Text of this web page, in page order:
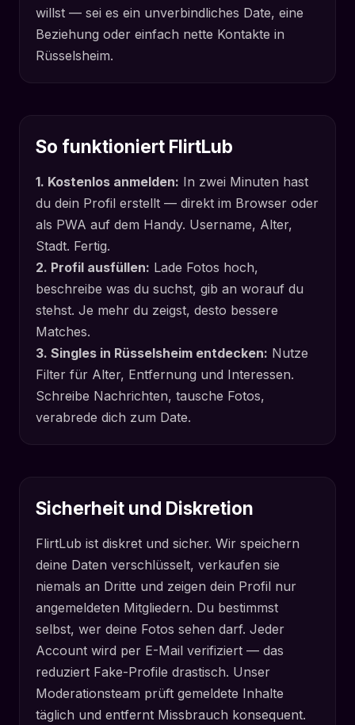
willst — sei es ein unverbindliches Date, eine
Beziehung oder einfach nette Kontakte in
Rüsselsheim.
So funktioniert FlirtLub
1. Kostenlos anmelden: In zwei Minuten hast
du dein Profil erstellt — direkt im Browser oder
als PWA auf dem Handy. Username, Alter,
Stadt. Fertig.
2. Profil ausfüllen: Lade Fotos hoch,
beschreibe was du suchst, gib an worauf du
stehst. Je mehr du zeigst, desto bessere
Matches.
3. Singles in Rüsselsheim entdecken: Nutze
Filter für Alter, Entfernung und Interessen.
Schreibe Nachrichten, tausche Fotos,
verabrede dich zum Date.
Sicherheit und Diskretion
FlirtLub ist diskret und sicher. Wir speichern
deine Daten verschlüsselt, verkaufen sie
niemals an Dritte und zeigen dein Profil nur
angemeldeten Mitgliedern. Du bestimmst
selbst, wer deine Fotos sehen darf. Jeder
Account wird per E-Mail verifiziert — das
reduziert Fake-Profile drastisch. Unser
Moderationsteam prüft gemeldete Inhalte
täglich und entfernt Missbrauch konsequent.